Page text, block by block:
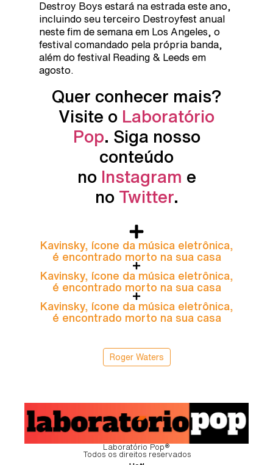
Destroy Boys estará na estrada este ano,
incluindo seu terceiro Destroyfest anual
neste fim de semana em Los Angeles, o
festival comandado pela própria banda,
além do festival Reading & Leeds em
agosto.
Quer conhecer mais?
Visite o Laboratório
Pop. Siga nosso
conteúdo
no Instagram e
no Twitter.
Kavinsky, ícone da música eletrônica,
é encontrado morto na sua casa
Kavinsky, ícone da música eletrônica,
é encontrado morto na sua casa
Kavinsky, ícone da música eletrônica,
é encontrado morto na sua casa
Roger Waters
Laboratório Pop®
Todos os direitos reservados